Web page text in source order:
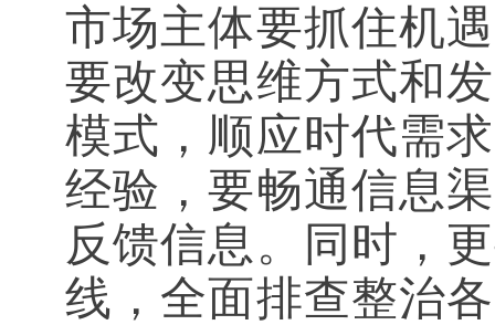
市场主体要抓住机
要改变思维方式和
模式，顺应时代需
经验，要畅通信息
反馈信息。同时，
线，全面排查整治